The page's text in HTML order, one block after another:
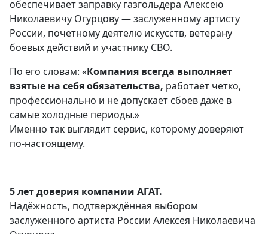
обеспечивает заправку газгольдера Алексею
Николаевичу Огурцову — заслуженному артисту
России, почетному деятелю искусств, ветерану
боевых действий и участнику СВО.
По его словам: «Компания всегда выполняет
взятые на себя обязательства, работает четко,
профессионально и не допускает сбоев даже в
самые холодные периоды.»
Именно так выглядит сервис, которому доверяют
по-настоящему.
5 лет доверия компании АГАТ.
Надёжность, подтверждённая выбором
заслуженного артиста России Алексея Николаевича